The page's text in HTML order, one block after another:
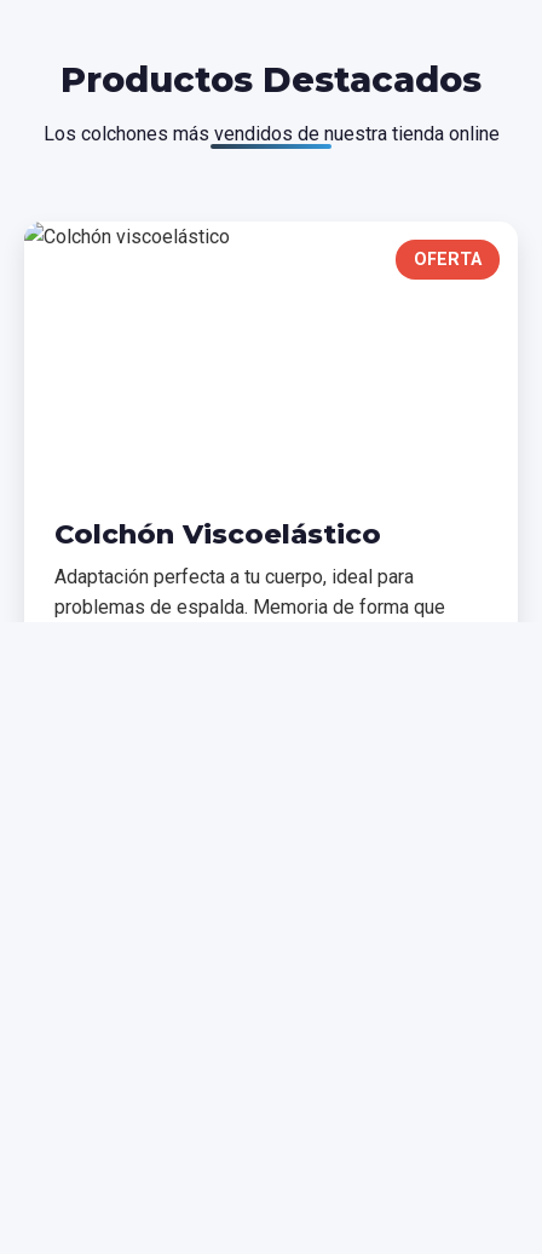
Productos Destacados
Los colchones más vendidos de nuestra tienda online
OFERTA
Colchón Viscoelástico
Adaptación perfecta a tu cuerpo, ideal para
problemas de espalda. Memoria de forma que